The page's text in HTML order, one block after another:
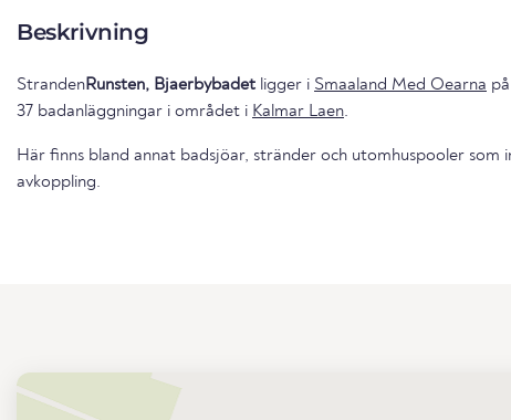
Beskrivning
StrandenRunsten, Bjaerbybadet ligger i Smaaland Med Oearna på
37 badanläggningar i området i Kalmar Laen.
Här finns bland annat badsjöar, stränder och utomhuspooler som
avkoppling.